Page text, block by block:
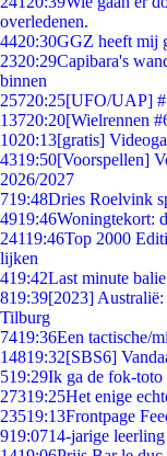
overledenen.
4420:30GGZ heeft mij
2320:29Capibara's
binnen
25720:25[UFO/UAP]
13720:20[Wielrennen
1020:13[gratis]
4319:50[Voorspellen]
2026/2027
719:48Dries Roelvink
4919:46Woningtekort:
24119:46Top 2000
lijken
419:42Last minute
819:39[2023]
Tilburg
7419:36Een tactische/
14819:32[SBS6]
519:29Ik ga de fok-
27319:25Het enige
23519:13Frontpage
919:0714-jarige